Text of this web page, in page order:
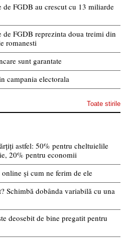
de FGDB au crescut cu 13 miliarde
de FGDB reprezinta doua treimi din
romanesti
sunt garantate
campania electorala
Toate stirile
astfel: 50% pentru cheltuielile
20% pentru economii
și cum ne ferim de ele
Schimbă dobânda variabilă cu una
deosebit de bine pregatit pentru